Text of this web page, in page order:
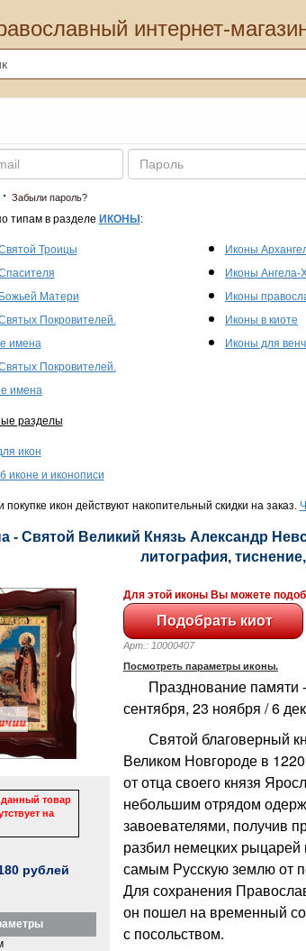
интернет-
Пароль
Забыли пароль?
типам в разделе ИКОНЫ :
Троицы
Матери
Покровителей.
имена
Покровителей.
имена
Иконы
Иконы Ангела-
Иконы
Иконы в киоте
Иконы для
разделы
икон
иконе и иконописи
икон действуют накопительный скидки на заказ.
- Святой Великий Князь Александр
литография,
товар
на
рублей
Для этой иконы Вы можете
Арт.: 10000407
Посмотреть параметры иконы.
Празднование памяти -
сентября, 23 ноября / 6
Святой благоверный
Великом Новгороде в
от отца своего князя
небольшим отрядом
завоевателями, получив
разбил немецких рыцарей
самым Русскую землю от
Для сохранения
он пошел на временный
с посольством.